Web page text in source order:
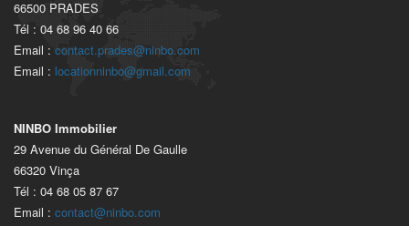
66500 PRADES
Tél : 04 68 96 40 66
Email : contact.prades@ninbo.com
Email : locationninbo@gmail.com
NINBO Immobilier
29 Avenue du Général De Gaulle
66320 Vinça
Tél : 04 68 05 87 67
Email : contact@ninbo.com